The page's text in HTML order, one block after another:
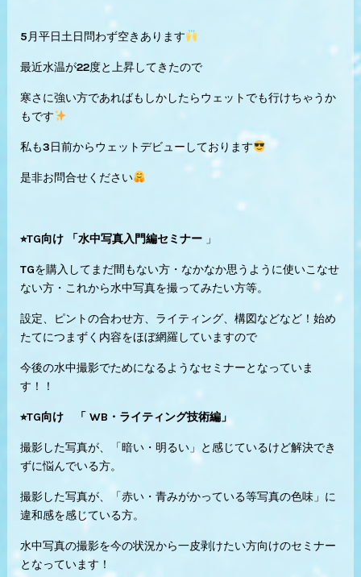
5月平日土日問わず空きあります
最近水温が22度と上昇してきたので
寒さに強い方であればもしかしたらウェットでも行けちゃうか
もです
私も3日前からウェットデビューしております
是非お問合せください
⭐︎TG向け 「水中写真入門編セミナー」
TGを購入してまだ間もない方・なかなか思うように使いこなせ
ない方・これから水中写真を撮ってみたい方等。
設定、ピントの合わせ方、ライティング、構図などなど！始め
たてにつまずく内容をほぼ網羅していますので
今後の水中撮影でためになるようなセミナーとなっていま
す！！
⭐︎TG向け 「 WB・ライティング技術編」
撮影した写真が、「暗い・明るい」と感じているけど解決でき
ずに悩んでいる方。
撮影した写真が、「赤い・青みがかっている等写真の色味」に
違和感を感じている方。
水中写真の撮影を今の状況から一皮剥けたい方向けのセミナー
となっています！